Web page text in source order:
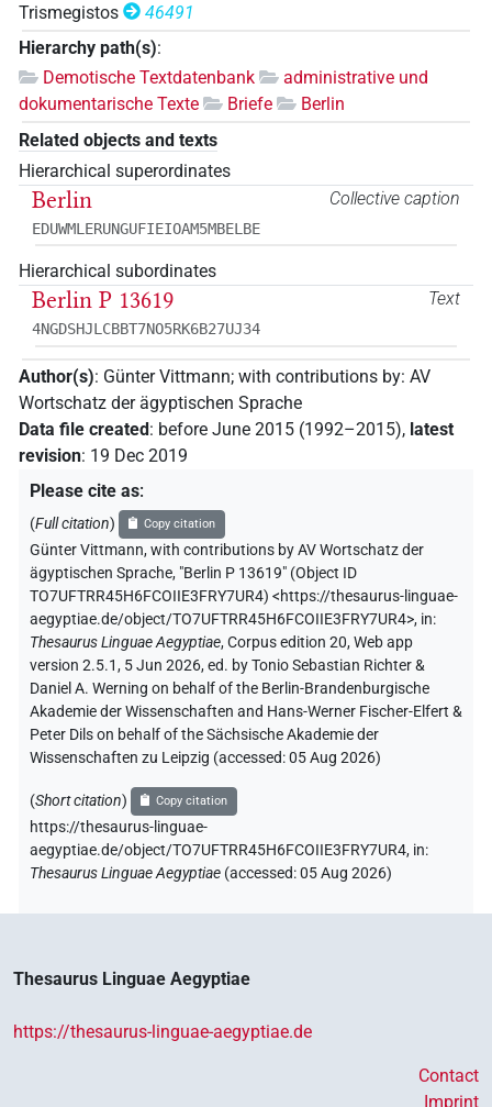
Trismegistos
46491
Hierarchy path(s):
Demotische Textdatenbank
administrative und
dokumentarische Texte
Briefe
Berlin
Related objects and texts
Hierarchical superordinates
Collective caption
Berlin
EDUWMLERUNGUFIEIOAM5MBELBE
Hierarchical subordinates
Text
Berlin P 13619
4NGDSHJLCBBT7NO5RK6B27UJ34
Author(s): Günter Vittmann; with contributions by: AV
Wortschatz der ägyptischen Sprache
Data file created: before June 2015 (1992–2015), latest
revision: 19 Dec 2019
Please cite as:
(Full citation) Copy citation
Günter Vittmann,with contributions byAV Wortschatz der
ägyptischen Sprache, "Berlin P 13619" (Object ID
TO7UFTRR45H6FCOIIE3FRY7UR4) <https://thesaurus-linguae-
aegyptiae.de/object/TO7UFTRR45H6FCOIIE3FRY7UR4>, in:
Thesaurus Linguae Aegyptiae,Corpus edition 20, Web app
version 2.5.1, 5 Jun 2026, ed. by Tonio Sebastian Richter &
Daniel A. Werning on behalf of the Berlin-Brandenburgische
Akademie der Wissenschaften and Hans-Werner Fischer-Elfert &
Peter Dils on behalf of the Sächsische Akademie der
Wissenschaften zu Leipzig (accessed:05 Aug 2026)
(Short citation) Copy citation
https://thesaurus-linguae-
aegyptiae.de/object/TO7UFTRR45H6FCOIIE3FRY7UR4, in:
Thesaurus Linguae Aegyptiae (accessed:05 Aug 2026)
Thesaurus Linguae Aegyptiae
https://thesaurus-linguae-aegyptiae.de
Contact
Imprint